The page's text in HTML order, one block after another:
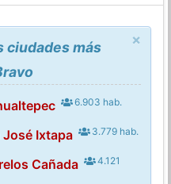
×
ciudades más
6.903 hab.
José Ixtapa 3.779 hab.
Cañada
4.121